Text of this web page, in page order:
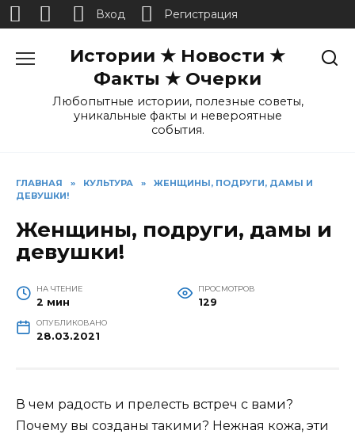
Истории ★ Новости ★
Факты ★ Очерки
Любопытные истории, полезные советы,
уникальные факты и невероятные
события.
ГЛАВНАЯ » КУЛЬТУРА »
ЖЕНЩИНЫ, ПОДРУГИ, ДАМЫ И
ДЕВУШКИ!
Женщины, подруги, дамы и
девушки!
НА ЧТЕНИЕ
2 мин
ПРОСМОТРОВ
129
ОПУБЛИКОВАНО
28.03.2021
В чем радость и прелесть встреч с вами?
Почему вы созданы такими? Нежная кожа, эти
Вход Регистрация